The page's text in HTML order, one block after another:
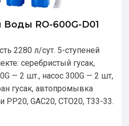
RO-600G-D01
2280 л/сут. 5-ступеней
серебристый гусак,
— 2 шт., насос 300G — 2 шт,
гусак, автопромывка
GAC20, CTO20, T33-33.